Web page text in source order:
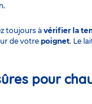
toujours à vérifier la
de votre poignet. Le
pour